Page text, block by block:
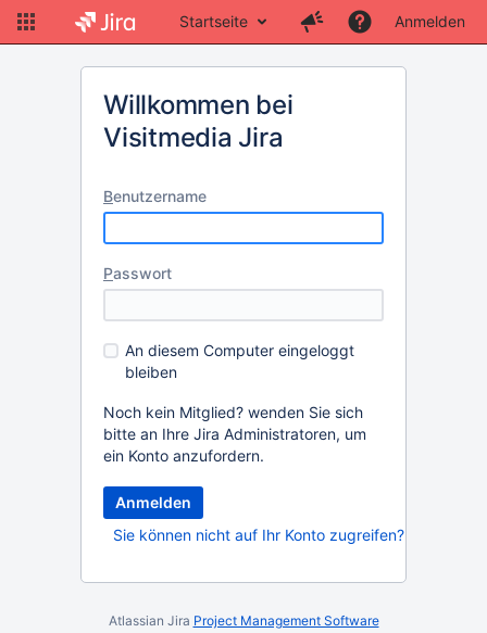
Startseite Anmelden
Willkommen bei
Visitmedia Jira
Benutzername
Passwort
An diesem Computer eingeloggt
bleiben
Noch kein Mitglied? wenden Sie sich
bitte an Ihre Jira Administratoren, um
ein Konto anzufordern.
Sie können nicht auf Ihr Konto zugreifen?
Atlassian Jira Project Management Software